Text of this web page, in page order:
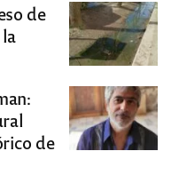
de
de